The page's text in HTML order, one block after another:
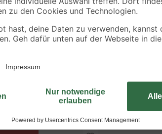
Platte bekommst du
unterschiedliche Zwecke
den Trockenbereich ohne
Artikel eine Länge von